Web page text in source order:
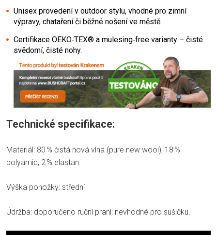
Unisex provedení v outdoor stylu, vhodné pro zimní
výpravy, chataření či běžné nošení ve městě.
Certifikace OEKO‑TEX® a mulesing‑free varianty – čisté
svědomí, čisté nohy.
Technické specifikace:
Materiál: 80 % čistá nová vlna (pure new wool), 18 %
polyamid, 2 % elastan.
Výška ponožky: střední
Údržba: doporučeno ruční praní; nevhodné pro sušičku.